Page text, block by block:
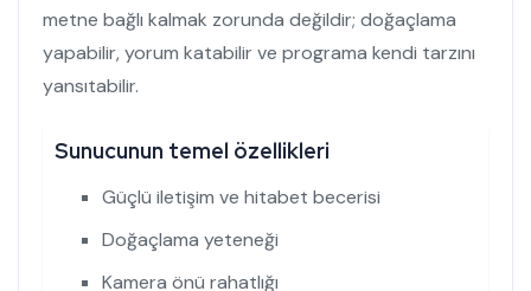
metne bağlı kalmak zorunda değildir; doğaçlama
yapabilir, yorum katabilir ve programa kendi tarzını
yansıtabilir.
Sunucunun temel özellikleri
Güçlü iletişim ve hitabet becerisi
Doğaçlama yeteneği
Kamera önü rahatlığı